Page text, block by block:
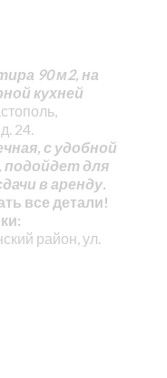
90 м2, на
кухней
24.
с удобной
подойдет для
в аренду.
все детали!
район, ул.